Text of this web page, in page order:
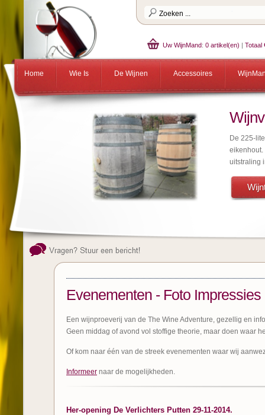
Uw WijnMand: 0 artikel(en) | Totaal
Home Wie Is De Wijnen Accessoires
De 225-
eikenhout.
uitstraling
Evenementen - Foto Impressies
Een wijnproeverij van de The Wine Adventure, gezellig en
Geen middag of avond vol stoffige theorie, maar doen waar
Of kom naar één van de streek evenementen waar wij
Informeer naar de mogelijkheden.
Her-opening De Verlichters Putten 29-11-2014.